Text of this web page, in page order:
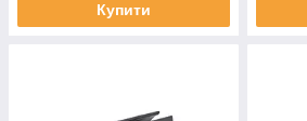
Купити